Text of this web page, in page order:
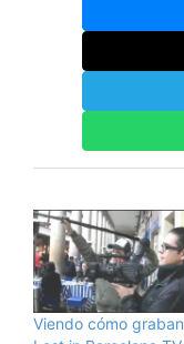
Viendo cómo graban